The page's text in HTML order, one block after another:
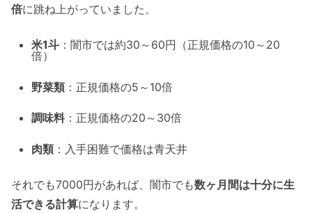
倍に跳ね上がっていました。
米1斗 ：闇市では約30～60円（正規価格の10～20
倍）
野菜類 ：正規価格の5～10倍
調味料：正規価格の20～30倍
肉類 ：入手困難で価格は青天井
それでも7000円があれば、闇市でも数ヶ月間は十分に生
活できる計算になります。